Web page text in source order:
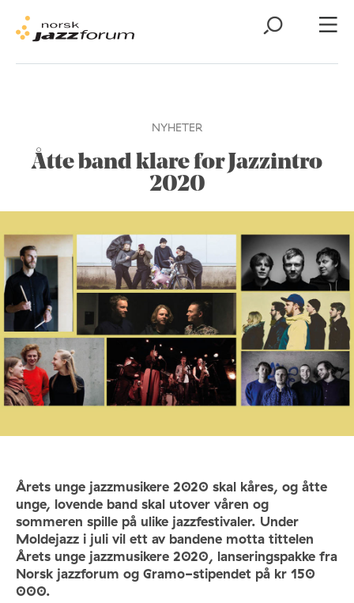
NYHETER
Åtte band klare for Jazzintro
2020
Årets unge jazzmusikere 2020 skal kåres, og åtte
unge, lovende band skal utover våren og
sommeren spille på ulike jazzfestivaler. Under
Moldejazz i juli vil ett av bandene motta tittelen
Årets unge jazzmusikere 2020, lanseringspakke fra
Norsk jazzforum og Gramo-stipendet på kr 150
000.